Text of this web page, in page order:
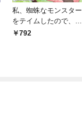
私、蜘蛛なモンスター
をテイムしたので、ス
パイダーシルクで裁縫
792